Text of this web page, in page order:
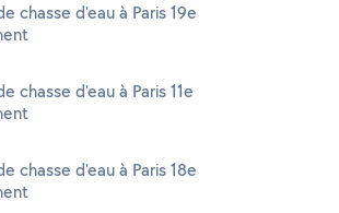
chasse d'eau à Paris 19e
chasse d'eau à Paris 11e
chasse d'eau à Paris 18e